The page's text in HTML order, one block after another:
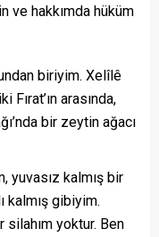
ve hakkımda hüküm
biriyim. Xelîlê
arasında,
bir zeytin ağacı
yuvasız kalmış bir
kalmış gibiyim.
yoktur. Ben